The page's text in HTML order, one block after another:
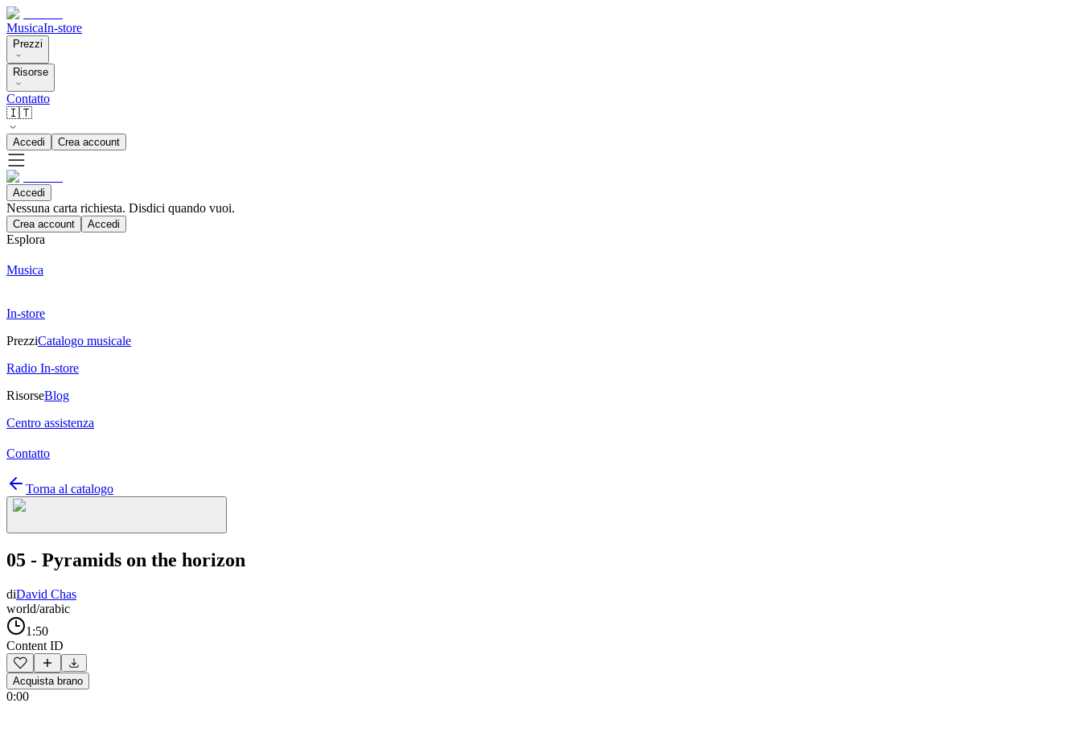
MusicaIn-store
Prezzi
Risorse
Contatto
🇮🇹
Accedi Crea account
Accedi
Nessuna carta richiesta. Disdici quando vuoi.
Crea account Accedi
Esplora
Musica
In-store
PrezziCatalogo musicale
Radio In-store
RisorseBlog
Centro assistenza
Contatto
Torna al catalogo
05 - Pyramids on the horizon
diDavid Chas
world/arabic
1:50
Content ID
Acquista brano
0:00